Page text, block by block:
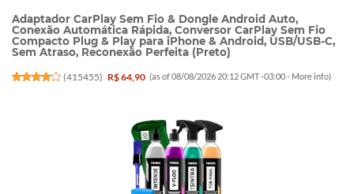
Adaptador CarPlay Sem Fio & Dongle Android Auto,
Conexão Automática Rápida, Conversor CarPlay Sem Fio
Compacto Plug & Play para iPhone & Android, USB/USB-C,
Sem Atraso, Reconexão Perfeita (Preto)
(415455) R$ 64,90 (as of 08/08/2026 20:12 GMT -03:00 - More info)